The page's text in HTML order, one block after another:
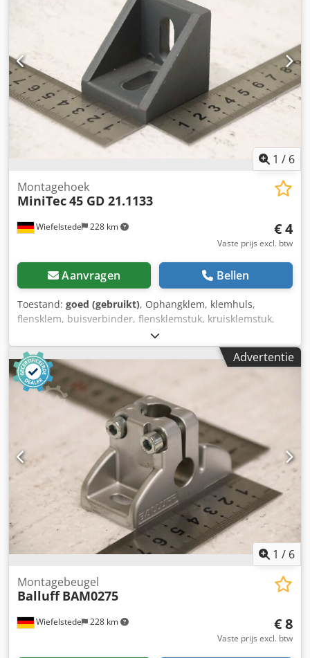
1 / 6
Wiefelstede 228 km
Montagehoek
MiniTec45 GD 21.1133
€ 4
Vaste prijs excl. btw
Aanvragen Bellen
Toestand: goed (gebruikt), Ophangklem, klemhuls,
flensklem, buisverbinder, flensklemstuk, kruisklemstuk,
kruisklemverbinder, kruisklem, voetklemhouder,
montagehoek -Fabrikant: MiniTec, montagebeugel,
aluminium -Type: 45 GD Codpsznvf Njfx Ahasha -
Artikelnummer: 21.1133 -Aantal: 176 houders beschikbaar
-Prijs: per stuk, minimale afname 5 stuks -Afmetingen:
42/42/H42 mm -Gewicht: 0,1 kg/stuk
Advertentie
1 / 6
Wiefelstede 228 km
Montagebeugel
Balluff BAM0275
€ 8
Vaste prijs excl. btw